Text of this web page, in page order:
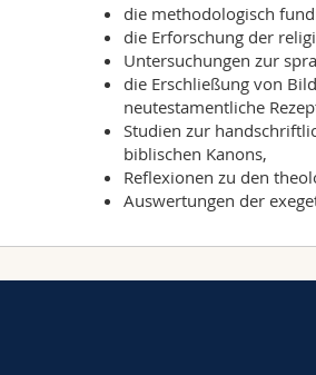
die methodologisch
die Erforschung der
Untersuchungen zur
die Erschließung von
neutestamentliche
Studien zur
biblischen Kanons,
Reflexionen zu den
Auswertungen der